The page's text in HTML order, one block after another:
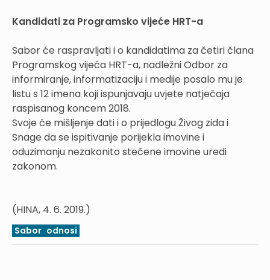
Kandidati za Programsko vijeće HRT-a
Sabor će raspravljati i o kandidatima za četiri člana
Programskog vijeća HRT-a, nadležni Odbor za
informiranje, informatizaciju i medije posalo mu je
listu s 12 imena koji ispunjavaju uvjete natječaja
raspisanog koncem 2018.
Svoje će mišljenje dati i o prijedlogu Živog zida i
Snage da se ispitivanje porijekla imovine i
oduzimanju nezakonito stečene imovine uredi
zakonom.
(HINA, 4. 6. 2019.)
Sabor odnosi